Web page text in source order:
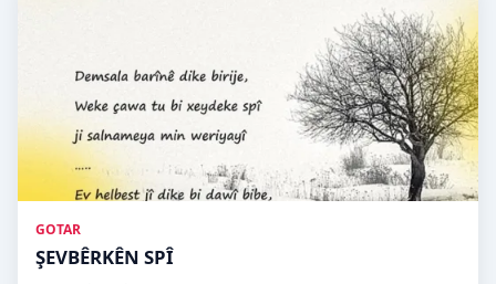
GOTAR
ŞEVBÊRKÊN SPÎ